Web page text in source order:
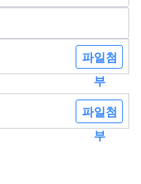
파일첨
부
파일첨
부